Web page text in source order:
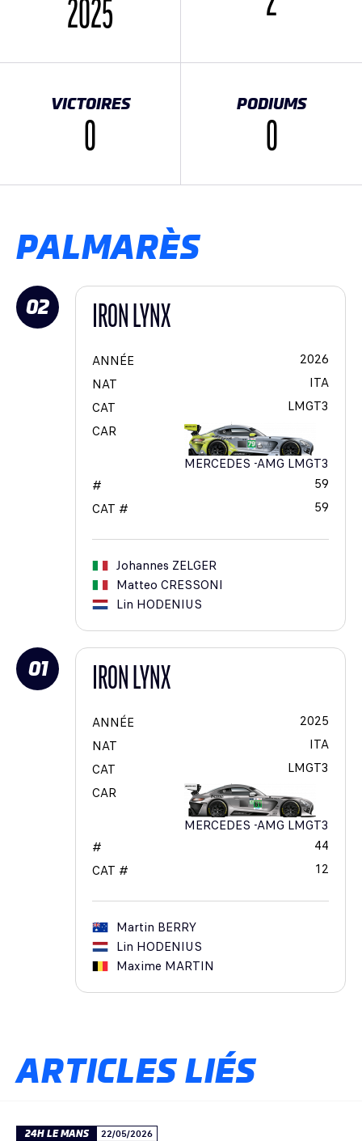
2025
VICTOIRES
0
PODIUMS
0
PALMARÈS
02 IRON LYNX
ANNÉE
2026
NAT
ITA
CAT
LMGT3
CAR
MERCEDES -AMG LMGT3
#
59
CAT #
59
Johannes ZELGER
Matteo CRESSONI
Lin HODENIUS
01 IRON LYNX
ANNÉE
2025
NAT
ITA
CAT
LMGT3
CAR
MERCEDES -AMG LMGT3
#
44
CAT #
12
Martin BERRY
Lin HODENIUS
Maxime MARTIN
ARTICLES LIÉS
24H LE MANS 22/05/2026